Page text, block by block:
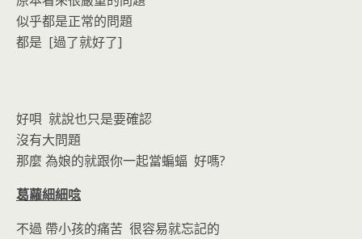
似乎都是正常的問題
都是 [過了就好了]
好唄 就說也只是要確認
沒有大問題
那麼 為娘的就跟你一起當蝙蝠 好嗎?
葛蘿細細唸
不過 帶小孩的痛苦 很容易就忘記的